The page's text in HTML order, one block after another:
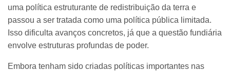
uma política estruturante de redistribuição da terra e
passou a ser tratada como uma política pública limitada.
Isso dificulta avanços concretos, já que a questão fundiária
envolve estruturas profundas de poder.
Embora tenham sido criadas políticas importantes nas